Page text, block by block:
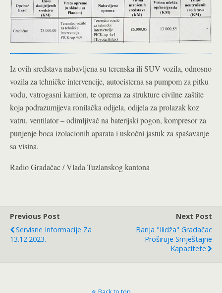
Iz ovih sredstava nabavljena su terenska ili SUV vozila, odnosno
vozila za tehničke intervencije, autocisterna sa pumpom za pitku
vodu, vatrogasni kamion, te oprema za strukture civilne zaštite
koja podrazumijeva ronilačka odijela, odijela za prolazak koz
vatru, ventilator – odimljivač na baterijski pogon, kompresor za
punjenje boca izolacionih aparata i uskočni jastuk za spašavanje
sa visina.
Radio Gradačac / Vlada Tuzlanskog kantona
Previous Post
Servisne Informacije Za
13.12.2023.
Next Post
Banja "Ilidža" Gradačac
Proširuje Smještajne
Kapacitete